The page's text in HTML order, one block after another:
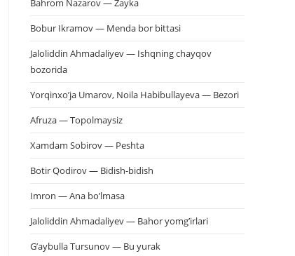
Bahrom Nazarov — Zayka
Bobur Ikramov — Menda bor bittasi
Jaloliddin Ahmadaliyev — Ishqning chayqov
bozorida
Yorqinxo’ja Umarov, Noila Habibullayeva — Bezori
Afruza — Topolmaysiz
Xamdam Sobirov — Peshta
Botir Qodirov — Bidish-bidish
Imron — Ana bo’lmasa
Jaloliddin Ahmadaliyev — Bahor yomg’irlari
G’aybulla Tursunov — Bu yurak